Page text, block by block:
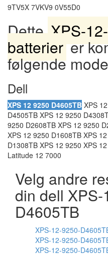
9TV5X 7VKV9 0V55D0
DetteXPS-
batterierer
følgende
Dell
XPS 12 9250 D4605TB XPS
D4505TB XPS 12 9250
9250 D2608TB XPS 12 9250
XPS 12 9250 D1608TB XPS
D1308TB XPS 12 9250 XPS
Latitude 12 7000
Velg andre
din dell
D4605TB
XPS-12-9250-
XPS-12-9250-
XPS-12-9250-